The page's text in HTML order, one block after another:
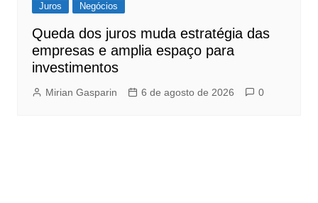
Juros Negócios
Queda dos juros muda estratégia das
empresas e amplia espaço para
investimentos
Mirian Gasparin 6 de agosto de 2026 0